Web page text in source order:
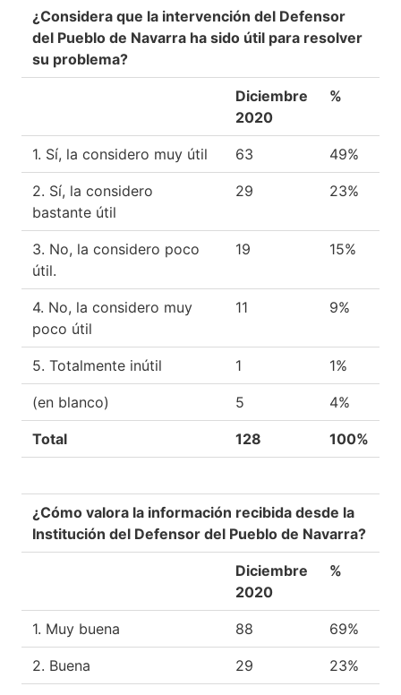
¿Considera que la intervención del Defensor
del Pueblo de Navarra ha sido útil para resolver
su problema?
Diciembre
2020
%
1. Sí, la considero muy útil 63 49%
2. Sí, la considero
bastante útil
29 23%
3. No, la considero poco
útil.
19 15%
4. No, la considero muy
poco útil
11 9%
5. Totalmente inútil 1 1%
(en blanco) 5 4%
Total 128 100%
¿Cómo valora la información recibida desde la
Institución del Defensor del Pueblo de Navarra?
Diciembre
2020
%
1. Muy buena 88 69%
2. Buena 29 23%